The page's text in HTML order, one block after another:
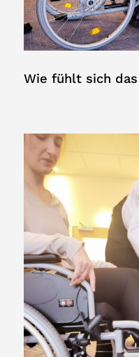
Wie fühlt sich das